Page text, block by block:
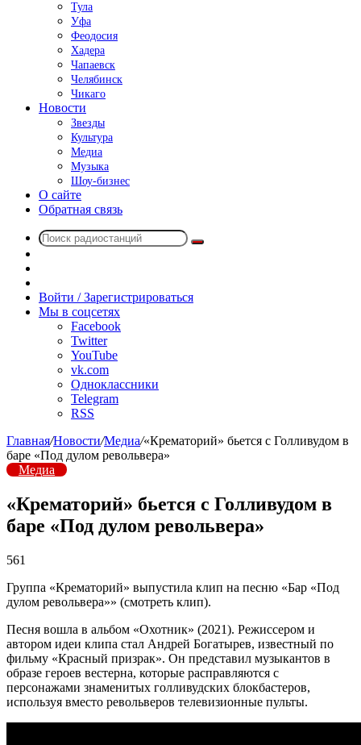
Тула
Уфа
Феодосия
Хадера
Чапаевск
Челябинск
Чикаго
Новости
Звезды
Культура
Медиа
Музыка
Шоу-бизнес
О сайте
Обратная связь
Поиск
радио
Войти / Зарегистрироваться
Мы в соцсетях
Facebook
Twitter
YouTube
vk.com
Одноклассники
Telegram
RSS
Главная/Новости/Медиа/«Крематорий» бьется с Голливудом в
баре «Под дулом револьвера»
Медиа
«Крематорий» бьется с Голливудом в
баре «Под дулом револьвера»
561
Группа «Крематорий» выпустила клип на песню «Бар «Под
дулом револьвера»» (смотреть клип).
Песня вошла в альбом «Охотник» (2021). Режиссером и
автором идеи клипа стал Андрей Богатырев, известный по
фильму «Красный призрак». Он представил музыкантов в
образе героев вестерна, которые расправляются с
персонажами знаменитых голливудских блокбастеров,
используя вместо револьверов телевизионные пульты.